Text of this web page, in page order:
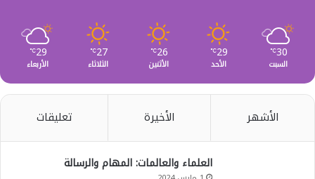
30
℃
السبت
29
℃
الأحد
26
℃
الأثنين
27
℃
الثلاثاء
29
℃
الأربعاء
الأشهر الأخيرة تعليقات
العلماء والعالمات: المهام والرسالة